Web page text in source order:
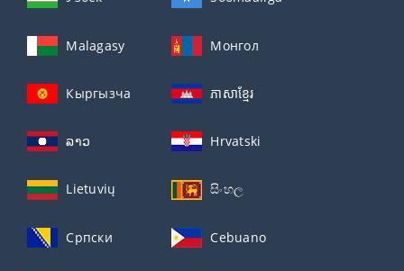
Malagasy Монгол
Кыргызча ភាសាខ្មែរ
ລາວ Hrvatski
Lietuvių සිංහල
Српски Cebuano